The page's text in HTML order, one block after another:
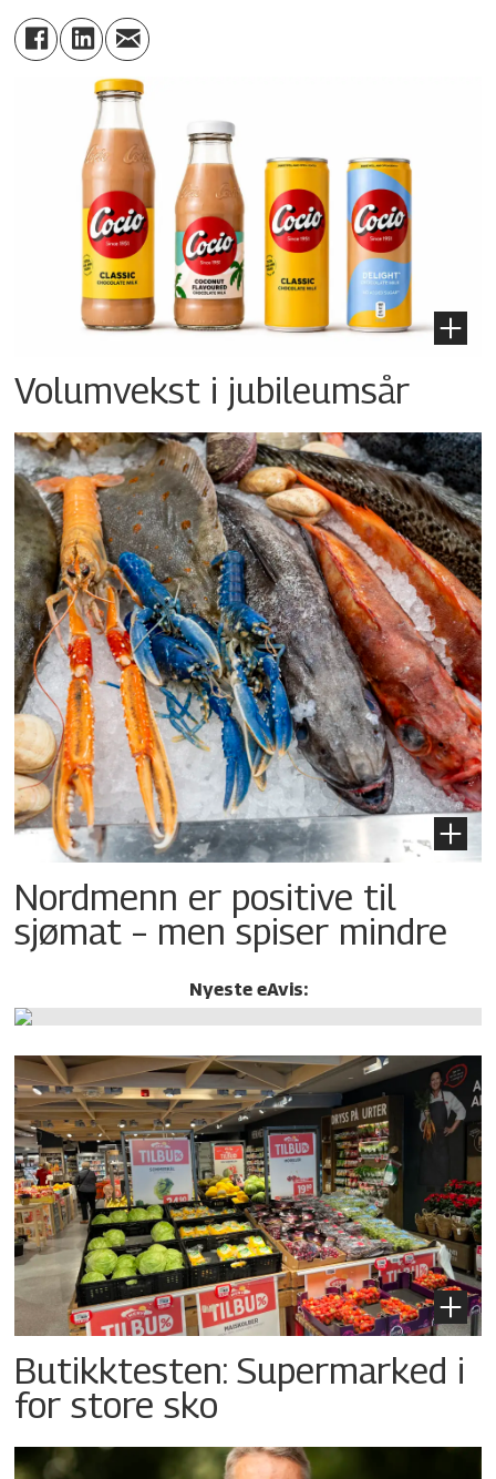
Volumvekst i jubileumsår
Nordmenn er positive til
sjømat – men spiser mindre
Nyeste eAvis:
Butikktesten: Supermarked i
for store sko